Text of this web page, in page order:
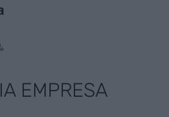
EMPRESA